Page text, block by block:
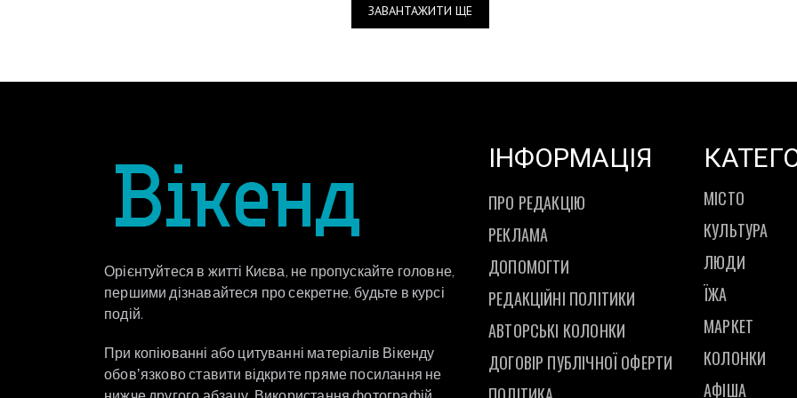
ЗАВАНТАЖИТИ ЩЕ
Орієнтуйтеся в житті Києва, не пропускайте головне,
першими дізнавайтеся про секретне, будьте в курсі
подій.
При копіюванні або цитуванні матеріалів Вікенду
обовʼязково ставити відкрите пряме посилання не
ІНФОРМАЦІЯ
ПРО РЕДАКЦІЮ
РЕКЛАМА
ДОПОМОГТИ
РЕДАКЦІЙНІ ПОЛІТИКИ
АВТОРСЬКІ КОЛОНКИ
ДОГОВІР ПУБЛІЧНОЇ ОФЕРТИ
МІСТО
КУЛЬТУРА
ЛЮДИ
ЇЖА
МАРКЕТ
КОЛОНКИ
АФІША